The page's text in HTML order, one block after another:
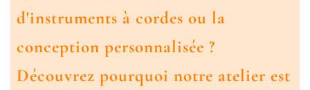
d'instruments à cordes ou la
conception personnalisée ?
Découvrez pourquoi notre atelier est